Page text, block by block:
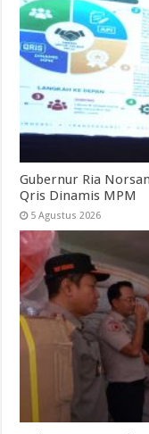
Gubernur Ria
Qris Dinamis MPM
5 Agustus 2026